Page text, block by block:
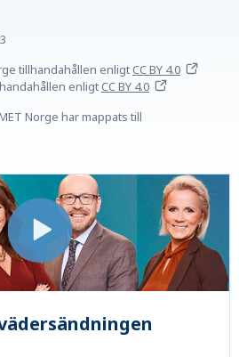
tillhandahållen enligtCC BY 4.0
enligtCC BY 4.0
Norge har mappats till